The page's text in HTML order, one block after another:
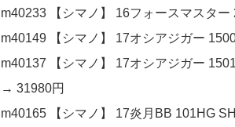
m40233 【シマノ】 16フォースマスタ
m40149 【シマノ】 17オシアジガー
m40137 【シマノ】 17オシアジガー
→ 31980円
m40165 【シマノ】 17炎月BB 101HG